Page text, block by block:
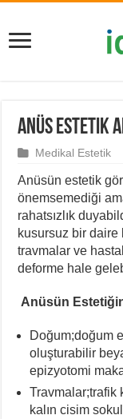
Anüs Estetik
Medikal Estetik
Anüsün estetik
önemsemediği
rahatsızlık
kusursuz bir
travmalar ve
deforme hale
Anüsün
Doğum;doğum
oluşturabilir
epizyotomi
Travmalar;trafik
kalın cisim